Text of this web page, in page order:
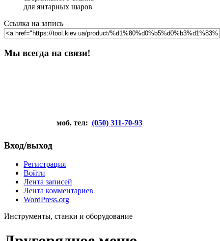
для янтарных шаров
Ссылка на запись
Мы всегда на связи!
моб. тел: (050) 311-70-93
Вход/выход
Регистрация
Войти
Лента записей
Лента комментариев
WordPress.org
Инструменты, станки и оборудование